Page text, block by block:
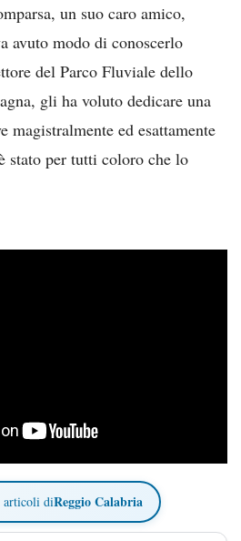
un suo caro amico,
avuto modo di conoscerlo
del Parco Fluviale dello
gli ha voluto dedicare una
magistralmente ed esattamente
stato per tutti coloro che lo
diReggio Calabria